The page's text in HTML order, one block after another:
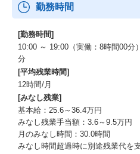
勤務時間
[勤務時間]
10:00 ～ 19:00（実働：8時間00
分
[平均残業時間]
12時間/月
[みなし残業]
基本給：25.6～36.4万円
みなし残業手当額：3.6～9.5万円
月のみなし時間：30.0時間
みなし時間超過時に別途残業代を